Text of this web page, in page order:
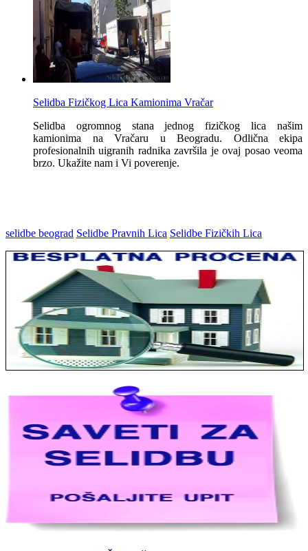
Selidba Fizičkog Lica Kamionima Vračar
Selidba ogromnog stana jednog fizičkog lica našim
kamionima na Vračaru u Beogradu. Odlična ekipa
profesionalnih uigranih radnika završila je ovaj posao veoma
brzo. Ukažite nam i Vi poverenje.
selidbe beograd Selidbe Pravnih Lica Selidbe Fizičkih Lica
Jelena sa Čukarice: Mogu da pohvalim sve radnike u firmi jer su
stvarno profesionalni. Iselili su moje stvari veoma pažljivo